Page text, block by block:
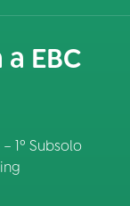
EBC
1º Subsolo